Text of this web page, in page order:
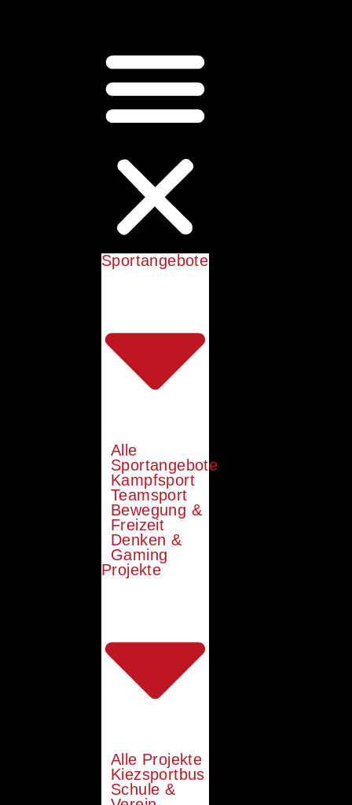
Sportangebote
Alle
Sportangebote
Kampfsport
Teamsport
Bewegung &
Freizeit
Denken &
Gaming
Projekte
Alle Projekte
Kiezsportbus
Schule &